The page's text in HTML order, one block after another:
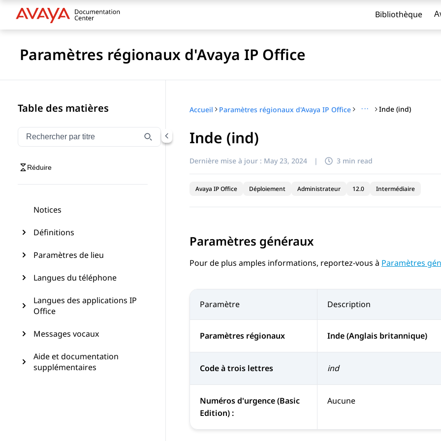
Bibliothèque
Paramètres régionaux d'Avaya IP Office
Table des matières
Filtrer la navigation par titre
Saisissez pour filtrer les éléments de navigation par titre
Réduire
Notices
Définitions
Paramètres de lieu
Langues du téléphone
Langues des applications IP
Office
Messages vocaux
Aide et documentation
supplémentaires
Accueil Paramètres régionaux d'Avaya IP Office ··· Inde (ind)
Inde (ind)
Dernière mise à jour : May 23, 2024 | 3 min read
Avaya IP Office Déploiement Administrateur 12.0 Intermédiaire
Paramètres généraux
Pour de plus amples informations, reportez-vous à Paramètres
Paramètre Description
Paramètres régionaux Inde (Anglais britannique)
Code à trois lettres ind
Numéros d'urgence (Basic
Edition) :
Aucune